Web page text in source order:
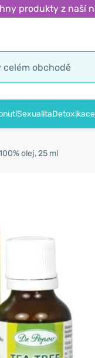
produkty z naší
SexualitaDetoxikace
olej, 25 ml